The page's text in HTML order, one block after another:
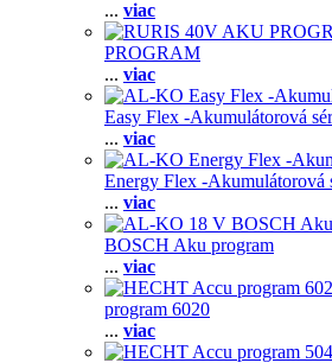
... viac
PROGRAM
... viac
Easy Flex -Akumulátorová
... viac
Energy Flex -Akumulátorová
... viac
BOSCH Aku program
... viac
program 6020
... viac